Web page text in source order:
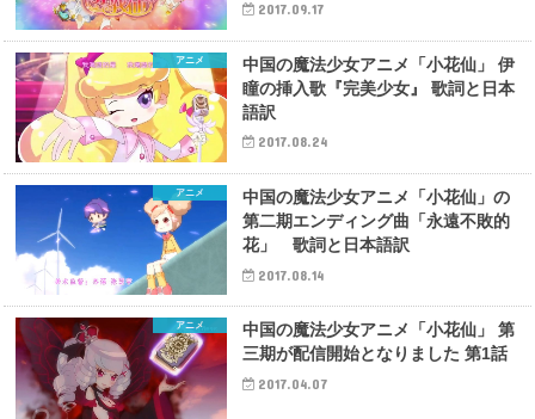
2017.09.17
アニメ
中国の魔法少女アニメ「小花仙」 伊
瞳の挿入歌『完美少女』 歌詞と日本
語訳
2017.08.24
アニメ
中国の魔法少女アニメ「小花仙」の
第二期エンディング曲「永遠不敗的
花」 歌詞と日本語訳
2017.08.14
アニメ
中国の魔法少女アニメ「小花仙」 第
三期が配信開始となりました 第1話
2017.04.07